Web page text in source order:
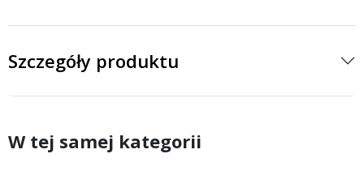
Szczegóły produktu
W tej samej kategorii